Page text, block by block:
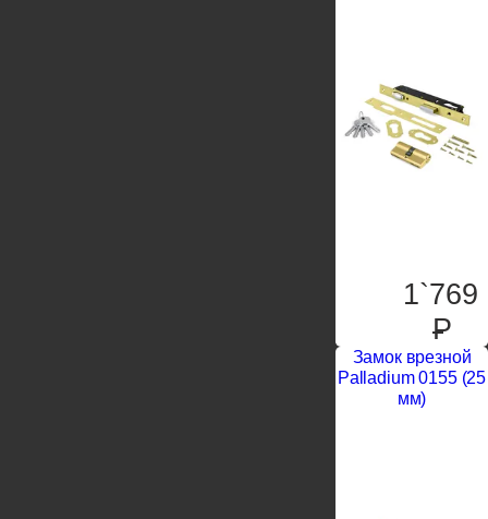
1`769
P
Замок врезной
Palladium 0155 (25
мм)